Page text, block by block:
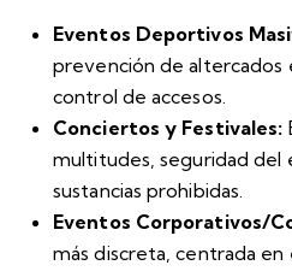
Eventos Deportivos
prevención de altercados
control de accesos.
Conciertos y Festivales:
multitudes, seguridad del
sustancias prohibidas.
Eventos Corporativos/
más discreta, centrada